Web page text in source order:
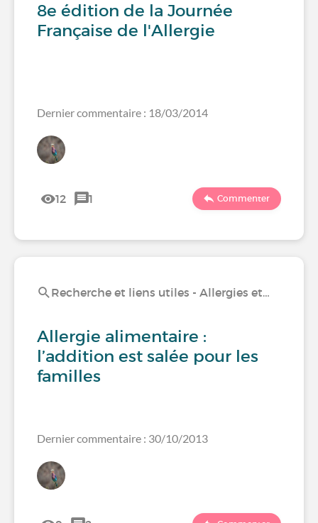
8e édition de la Journée
Française de l'Allergie
Dernier commentaire : 18/03/2014
12 1 Commenter
Recherche et liens utiles - Allergies et…
Allergie alimentaire :
l’addition est salée pour les
familles
Dernier commentaire : 30/10/2013